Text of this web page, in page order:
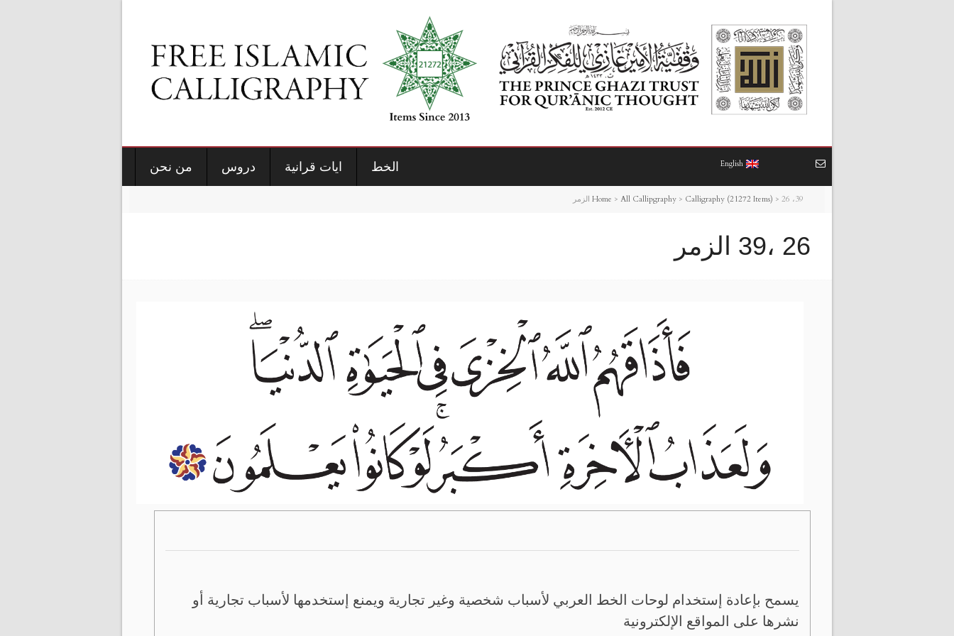
الخط ايات قرانية دروس من نحن English
Home > All Callipgraphy > Calligraphy (21272 Items) > 26 ،39 الزمر
26 ،39 الزمر
يسمح بإعادة إستخدام لوحات الخط العربي لأسباب شخصية وغير تجارية ويمنع إستخدمها لأسباب تجارية أو
نشرها على المواقع الإلكترونية